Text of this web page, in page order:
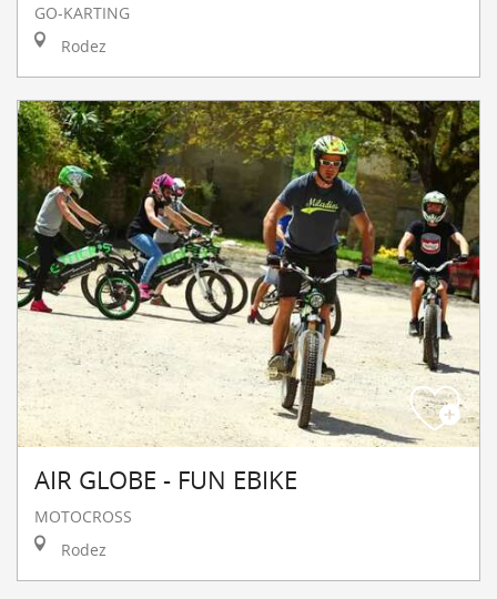
GO-KARTING
Rodez
AIR GLOBE - FUN EBIKE
MOTOCROSS
Rodez